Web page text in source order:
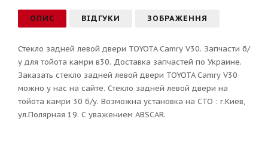
ОПИС ВІДГУКИ ЗОБРАЖЕННЯ
Стекло задней левой двери TOYOTA Camry V30. Запчасти б/
у для тойота камри в30. Доставка запчастей по Украине.
Заказать стекло задней левой двери TOYOTA Camry V30
можно у нас на сайте. Стекло задней левой двери на
тойота камри 30 б/у. Возможна установка на СТО : г.Киев,
ул.Полярная 19. С уважением ABSCAR.